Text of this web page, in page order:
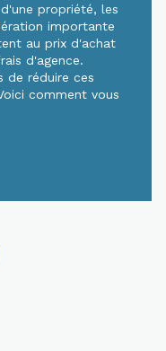
propriété, les
importante
au prix d'achat
d'agence.
de réduire ces
comment vous